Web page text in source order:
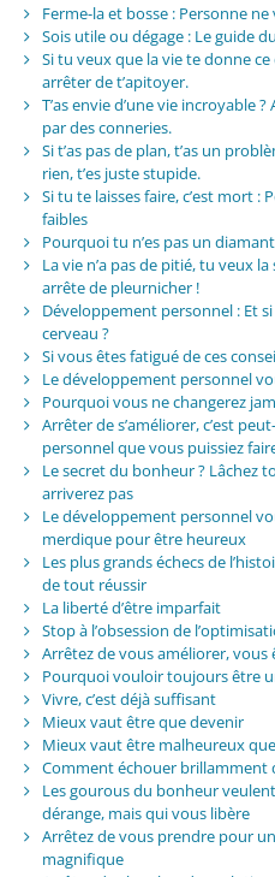
Ferme-la et bosse : Personne ne
Sois utile ou dégage : Le guide
Si tu veux que la vie te donne
arrêter de t’apitoyer.
T’as envie d’une vie incroyable
par des conneries.
Si t’as pas de plan, t’as un
rien, t’es juste stupide.
Si tu te laisses faire, c’est mort
faibles
Pourquoi tu n’es pas un
La vie n’a pas de pitié, tu veux
arrête de pleurnicher !
Développement personnel : Et
cerveau ?
Si vous êtes fatigué de ces
Le développement personnel
Pourquoi vous ne changerez
Arrêter de s’améliorer, c’est
personnel que vous puissiez
Le secret du bonheur ? Lâchez
arriverez pas
Le développement personnel
merdique pour être heureux
Les plus grands échecs de
de tout réussir
La liberté d’être imparfait
Stop à l’obsession de
Arrêtez de vous améliorer, vous
Pourquoi vouloir toujours être
Vivre, c’est déjà suffisant
Mieux vaut être que devenir
Mieux vaut être malheureux
Comment échouer brillamment
Les gourous du bonheur
dérange, mais qui vous libère
Arrêtez de vous prendre pour
magnifique